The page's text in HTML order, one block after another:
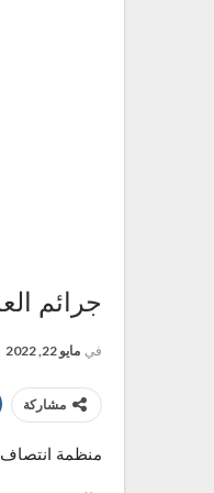
جرائم
في مايو 22, 2022
مشاركة
منظمة انتصاف